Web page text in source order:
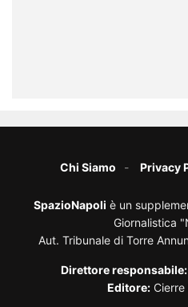
Chi Siamo Privacy
SpazioNapoli è un
Giornalistica
Aut. Tribunale di Torre
Direttore responsabile:
Editore: Cierre